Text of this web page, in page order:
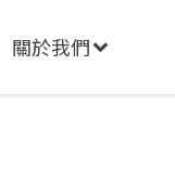
關於我們